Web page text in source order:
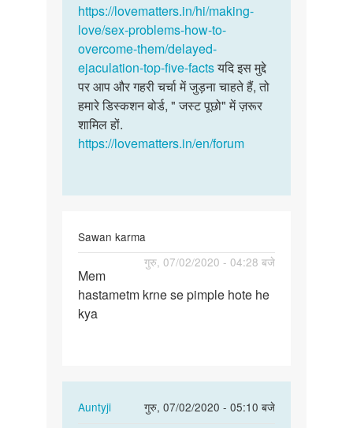
बड़ा
है
जो
भी…
by
Priyam
कोई
…
https://lovematters.in/hi/making-
love/sex-problems-how-to-
overcome-them/delayed-
ejaculation-top-five-factsयदि इस मुद्दे
पर आप और गहरी चर्चा में जुड़ना चाहते हैं, तो
हमारे डिस्कशन बोर्ड, " जस्ट पूछो" में ज़रूर
शामिल हों.
https://lovematters.in/en/forum
Sawan karma
गुरु, 07/02/2020 - 04:28 बजे
Mem
hastametm
krne
Mem
hastametm krne se pimple hote he
kya
Auntyji
गुरु, 07/02/2020 - 05:10 बजे
In